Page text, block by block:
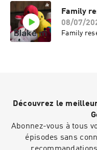
Family
08/07/
Family
Découvrez le
Abonnez-vous à tous
épisodes sans